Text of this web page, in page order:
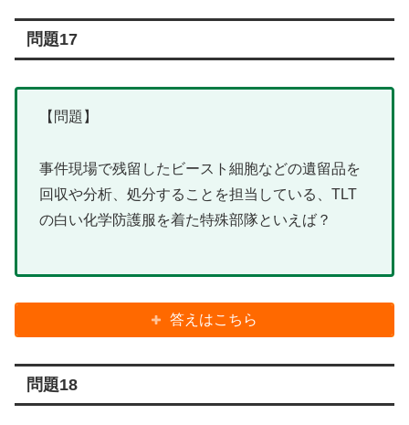
問題17
【問題】
事件現場で残留したビースト細胞などの遺留品を
回収や分析、処分することを担当している、TLT
の白い化学防護服を着た特殊部隊といえば？
答えはこちら
問題18